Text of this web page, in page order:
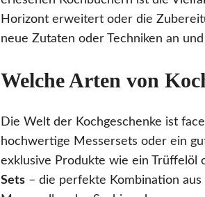
Horizont erweitert oder die
neue Zutaten oder Techniken an
Welche Arten von
Die Welt der Kochgeschenke ist
hochwertige Messersets oder ein
exklusive Produkte wie ein Trüffelöl
Sets – die perfekte Kombination